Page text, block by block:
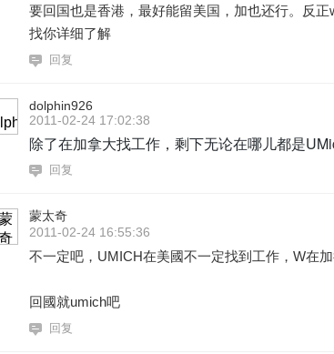
要回国也是香港，最好能留美国，加也还行。反
找你详细了解
回复
dolphin926
2011-02-24 17:02:38
除了在加拿大找工作，剩下无论在哪儿都是
回复
蒙太奇
2011-02-24 16:55:36
不一定吧，UMICH在美國不一定找到工作，W在加
回國就umich吧
回复